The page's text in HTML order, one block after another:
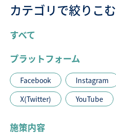
カテゴリで絞りこむ
すべて
プラットフォーム
Facebook Instagram
X(Twitter)
YouTube
施策内容